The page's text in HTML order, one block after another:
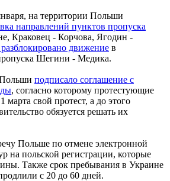
на территории Польши
направлений пунктов пропуска
Краковец - Корчова, Ягодин -
движение в
Шегини - Медика.
подписало соглашение с
, согласно которому протестующие
марта свой протест, а до этого
обязуется решать их
Польше по отмене электронной
на польской регистрации, которые
Также срок пребывания в Украине
с 20 до 60 дней.